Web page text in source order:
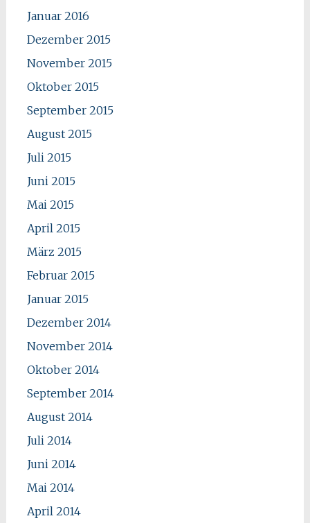
Januar 2016
Dezember 2015
November 2015
Oktober 2015
September 2015
August 2015
Juli 2015
Juni 2015
Mai 2015
April 2015
März 2015
Februar 2015
Januar 2015
Dezember 2014
November 2014
Oktober 2014
September 2014
August 2014
Juli 2014
Juni 2014
Mai 2014
April 2014